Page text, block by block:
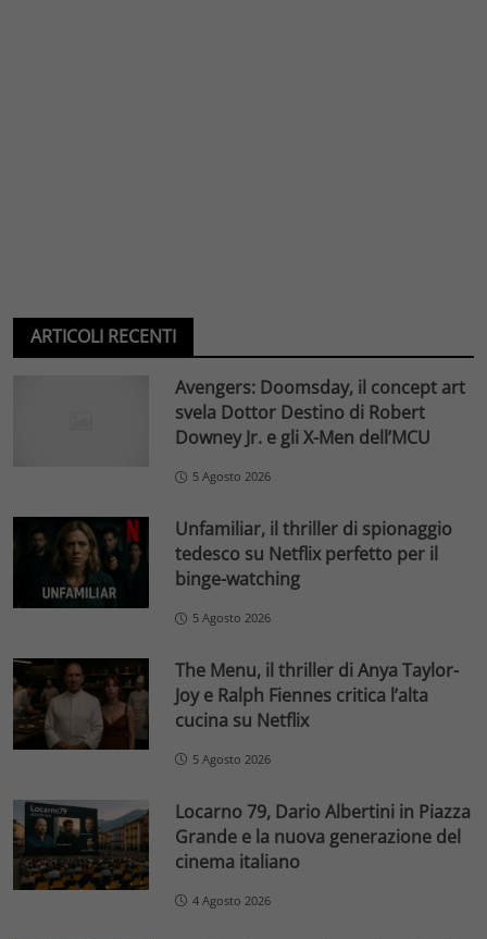
ARTICOLI RECENTI
Avengers: Doomsday, il concept art
svela Dottor Destino di Robert
Downey Jr. e gli X-Men dell’MCU
5 Agosto 2026
Unfamiliar, il thriller di spionaggio
tedesco su Netflix perfetto per il
binge-watching
5 Agosto 2026
The Menu, il thriller di Anya Taylor-
Joy e Ralph Fiennes critica l’alta
cucina su Netflix
5 Agosto 2026
Locarno 79, Dario Albertini in Piazza
Grande e la nuova generazione del
cinema italiano
4 Agosto 2026